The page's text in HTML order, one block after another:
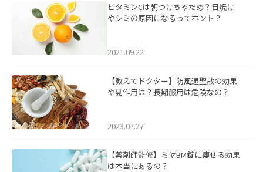
ビタミンCは朝つけちゃだめ？日焼け
やシミの原因になるってホント？
2021.09.22
【教えてドクター】防風通聖散の効果
や副作用は？長期服用は危険なの？
2023.07.27
【薬剤師監修】ミヤBM錠に痩せる効果
は本当にあるの？